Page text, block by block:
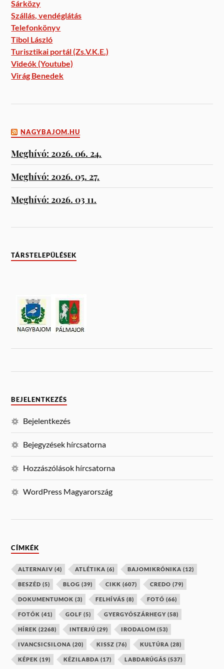
Sárközy
Szállás, vendéglátás
Telefonkönyv
Tibol László
Turisztikai portál (Zs.V.K.E.)
Videók (Youtube)
Virág Benedek
NAGYBAJOM.HU
Meghívó: 2026. 06. 24.
Meghívó: 2026. 05. 27.
Meghívó: 2026. 03 11.
TÁRSTELEPÜLÉSEK
BEJELENTKEZÉS
Bejelentkezés
Bejegyzések hírcsatorna
Hozzászólások hírcsatorna
WordPress Magyarország
CÍMKÉK
ALTERNAIV (4) ATLÉTIKA (6) BAJOMIKRÓNIKA (12)
BESZÉD (5) BLOG (39) CIKK (607) CREDO (79)
DOKUMENTUMOK (3) FELHÍVÁS (8) FOTÓ (66)
FOTÓK (41) GOLF (5) GYERGYÓSZÁRHEGY (58)
HÍREK (2268) INTERJÚ (29) IRODALOM (53)
IVANCSICSILONA (20) KISSZ (76) KULTÚRA (28)
KÉPEK (19) KÉZILABDA (17) LABDARÚGÁS (537)